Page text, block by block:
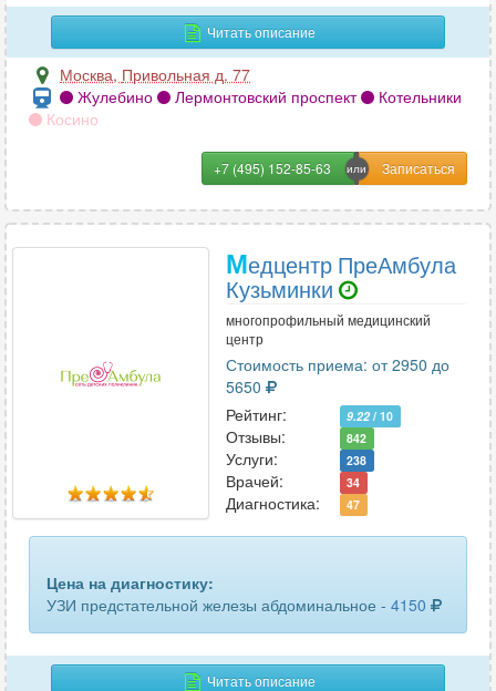
Читать описание
Москва, Привольная д. 77
Жулебино
Лермонтовский проспект
Котельники
Косино
+7 (495) 152-85-63
Медцентр ПреАмбула
Кузьминки
многопрофильный медицинский
центр
Стоимость приема: от 2950 до
5650
Рейтинг:
9.22 / 10
Отзывы: 842
Услуги: 238
Врачей: 34
Диагностика: 47
Цена на диагностику:
УЗИ предстательной железы абдоминальное - 4150
Читать описание